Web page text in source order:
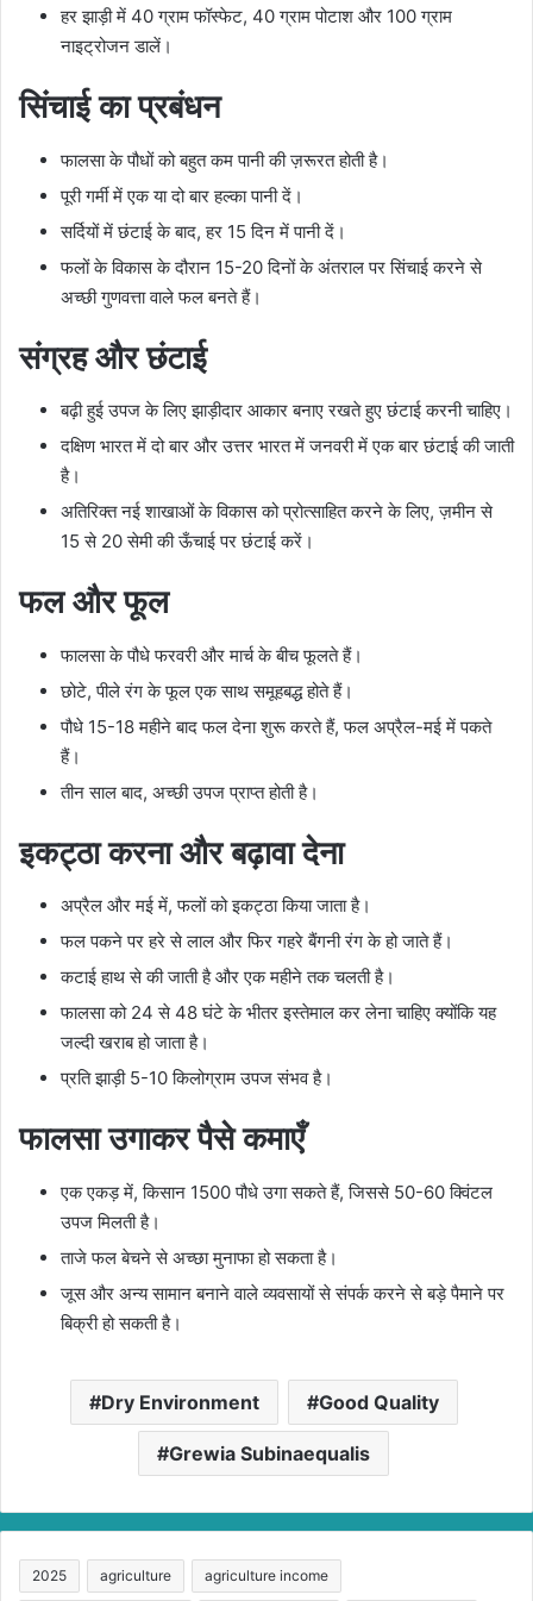
हर झाड़ी में 40 ग्राम फॉस्फेट, 40 ग्राम पोटाश और 100 ग्राम
नाइट्रोजन डालें।
सिंचाई का प्रबंधन
फालसा के पौधों को बहुत कम पानी की ज़रूरत होती है।
पूरी गर्मी में एक या दो बार हल्का पानी दें।
सर्दियों में छंटाई के बाद, हर 15 दिन में पानी दें।
फलों के विकास के दौरान 15-20 दिनों के अंतराल पर सिंचाई करने से
अच्छी गुणवत्ता वाले फल बनते हैं।
संग्रह और छंटाई
बढ़ी हुई उपज के लिए झाड़ीदार आकार बनाए रखते हुए छंटाई करनी चाहिए।
दक्षिण भारत में दो बार और उत्तर भारत में जनवरी में एक बार छंटाई की जाती
है।
अतिरिक्त नई शाखाओं के विकास को प्रोत्साहित करने के लिए, ज़मीन से
15 से 20 सेमी की ऊँचाई पर छंटाई करें।
फल और फूल
फालसा के पौधे फरवरी और मार्च के बीच फूलते हैं।
छोटे, पीले रंग के फूल एक साथ समूहबद्ध होते हैं।
पौधे 15-18 महीने बाद फल देना शुरू करते हैं, फल अप्रैल-मई में पकते
हैं।
तीन साल बाद, अच्छी उपज प्राप्त होती है।
इकट्ठा करना और बढ़ावा देना
अप्रैल और मई में, फलों को इकट्ठा किया जाता है।
फल पकने पर हरे से लाल और फिर गहरे बैंगनी रंग के हो जाते हैं।
कटाई हाथ से की जाती है और एक महीने तक चलती है।
फालसा को 24 से 48 घंटे के भीतर इस्तेमाल कर लेना चाहिए क्योंकि यह
जल्दी खराब हो जाता है।
प्रति झाड़ी 5-10 किलोग्राम उपज संभव है।
फालसा उगाकर पैसे कमाएँ
एक एकड़ में, किसान 1500 पौधे उगा सकते हैं, जिससे 50-60 क्विंटल
उपज मिलती है।
ताजे फल बेचने से अच्छा मुनाफा हो सकता है।
जूस और अन्य सामान बनाने वाले व्यवसायों से संपर्क करने से बड़े पैमाने पर
बिक्री हो सकती है।
Dry Environment Good Quality
Grewia Subinaequalis
2025 agriculture agriculture income